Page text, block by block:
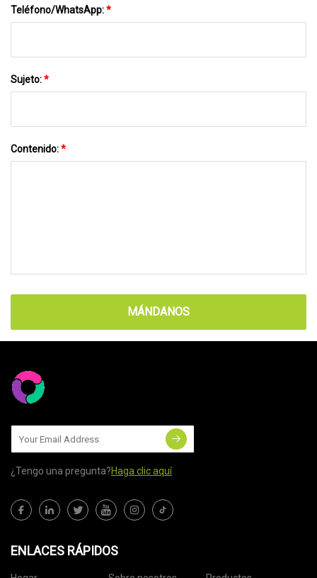
Teléfono/WhatsApp:*
Sujeto:*
Contenido:*
MÁNDANOS
¿Tengo una pregunta?Haga clic aquí
ENLACES RÁPIDOS